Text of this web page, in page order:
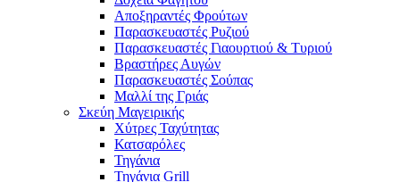
Αποξηραντές Φρούτων
Παρασκευαστές Ρυζιού
Παρασκευαστές Γιαουρτιού & Τυριού
Βραστήρες Αυγών
Παρασκευαστές Σούπας
Μαλλί της Γριάς
Σκεύη Μαγειρικής
Χύτρες Ταχύτητας
Κατσαρόλες
Τηγάνια
Τηγάνια Grill